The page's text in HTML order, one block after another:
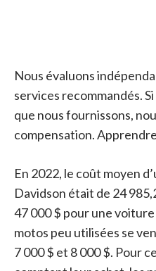
Nous évaluons
services recommandés.
que nous fournissons,
compensation.
En 2022, le coût moyen
Davidson était de 24
47 000 $ pour une
motos peu utilisées se
7 000 $ et 8 000 $. Pour